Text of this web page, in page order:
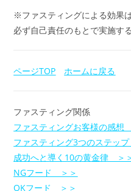
※ファスティングによる効果
必ず自己責任のもとで実施す
ページTOP ホームに戻る
ファスティング関係
ファスティングお客様の感想
ファスティング3つのステッ
成功へと導く10の黄金律 ＞
NGフード ＞＞
OKフード ＞＞